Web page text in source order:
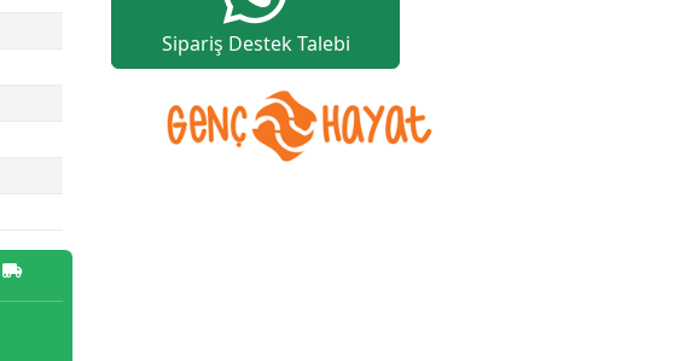
Sipariş Destek Talebi